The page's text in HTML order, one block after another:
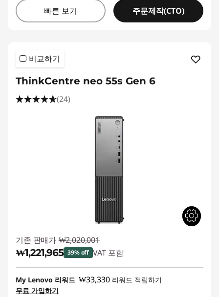
빠른 보기 주문제작(CTO)
비교하기
ThinkCentre neo 55s Gen 6
(24)
기존 판매가 ₩2,020,001
₩1,221,965 39% off VAT 포함
즉시 할인: :-₩798,036
My Lenovo 리워드 ₩33,330 리워드 적립하기
무료 가입하기